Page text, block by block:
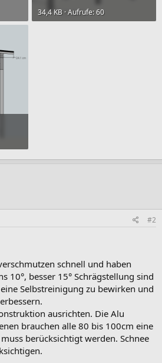
34,4 KB · Aufrufe: 60
#2
schnell und haben
10°, besser 15° Schrägstellung sind
Selbstreinigung zu bewirken und
ausrichten. Die Alu
brauchen alle 80 bis 100cm eine
berücksichtigt werden. Schnee